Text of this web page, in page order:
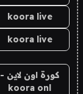
koora live
koora live
كورة اون لاين -
koora onl